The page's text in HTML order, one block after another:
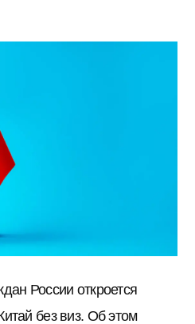
России откроется
без виз. Об этом